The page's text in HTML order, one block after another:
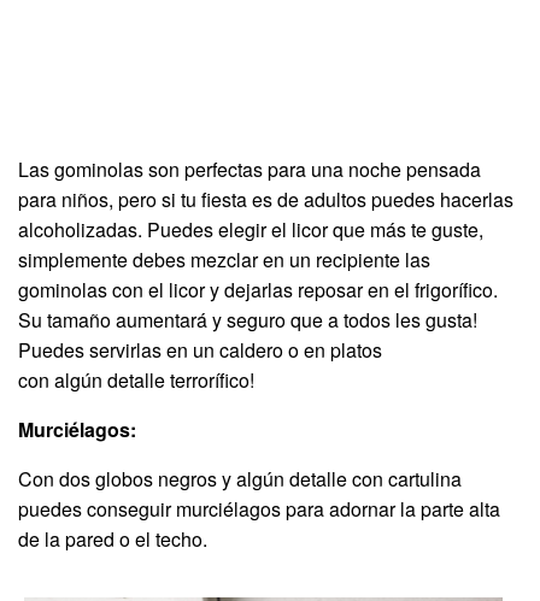
Las gominolas son perfectas para una noche pensada
para niños, pero si tu fiesta es de adultos puedes hacerlas
alcoholizadas. Puedes elegir el licor que más te guste,
simplemente debes mezclar en un recipiente las
gominolas con el licor y dejarlas reposar en el frigorífico.
Su tamaño aumentará y seguro que a todos les gusta!
Puedes servirlas en un caldero o en platos
con algún detalle terrorífico!
Murciélagos:
Con dos globos negros y algún detalle con cartulina
puedes conseguir murciélagos para adornar la parte alta
de la pared o el techo.